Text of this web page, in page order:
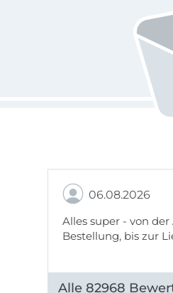
06.08.2026
Alles super - von der
Bestellung, bis zur
Alle 82968